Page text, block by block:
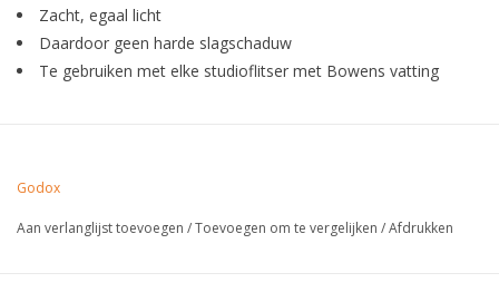
Zacht, egaal licht
Daardoor geen harde slagschaduw
Te gebruiken met elke studioflitser met Bowens vatting
Godox
Aan verlanglijst toevoegen /Toevoegen om te vergelijken /Afdrukken